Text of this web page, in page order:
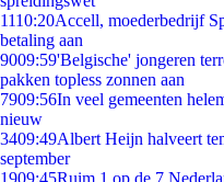
1110:20Accell, moederbedrijf
betaling aan
9009:59'Belgische' jongeren
pakken topless zonnen aan
7909:56In veel gemeenten
nieuw
3409:49Albert Heijn halveert
september
1909:45Ruim 1 op de 7